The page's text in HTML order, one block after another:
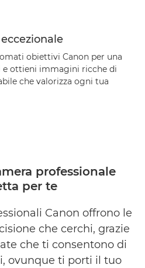
obiettivi Canon per una
e ottieni immagini ricche di
che valorizza ogni tua
professionale
per te
Canon offrono le
che cerchi, grazie
che ti consentono di
ovunque ti porti il tuo